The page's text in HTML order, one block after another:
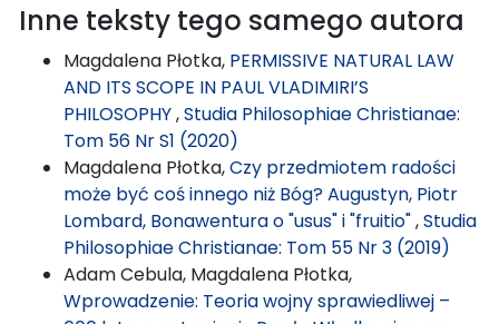
Inne teksty tego samego autora
Magdalena Płotka, PERMISSIVE NATURAL LAW
AND ITS SCOPE IN PAUL VLADIMIRI’S
PHILOSOPHY,Studia Philosophiae Christianae:
Tom 56 Nr S1 (2020)
Magdalena Płotka,Czy przedmiotem radości
może być coś innego niż Bóg? Augustyn, Piotr
Lombard, Bonawentura o "usus" i "fruitio",Studia
Philosophiae Christianae: Tom 55 Nr 3 (2019)
Adam Cebula, Magdalena Płotka,
Wprowadzenie: Teoria wojny sprawiedliwej –